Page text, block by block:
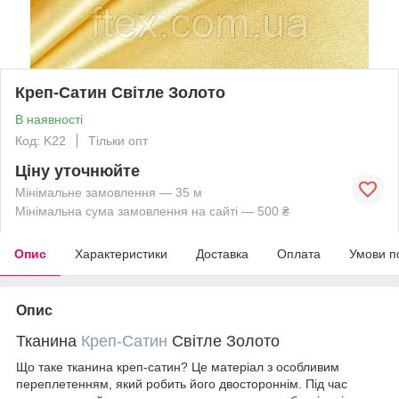
Креп-Сатин Світле Золото
В наявності
Код: K22
Тільки опт
Ціну уточнюйте
Мінімальне замовлення — 35 м
Мінімальна сума замовлення на сайті — 500 ₴
Опис Характеристики Доставка Оплата Умови
Опис
Тканина Креп-Сатин Світле Золото
Що таке тканина креп-сатин? Це матеріал з особливим
переплетенням, який робить його двостороннім. Під час